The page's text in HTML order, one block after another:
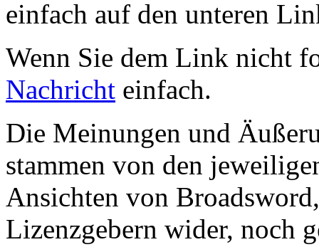
einfach auf den unteren
Wenn Sie dem Link nicht
Nachricht einfach.
Die Meinungen und
stammen von den
Ansichten von
Lizenzgebern wider, noch